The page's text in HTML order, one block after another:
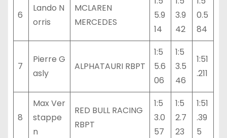
6
Lando N
orris
MCLAREN
MERCEDES
5.9
14
3.9
42
0.5
84
7
Pierre G
asly
ALPHATAURI RBPT
1:5
5.6
06
1:5
3.5
46
1:51
.211
8
Max Ver
stappe
n
RED BULL RACING
RBPT
1:5
3.0
57
1:5
2.7
23
1:51
.39
5